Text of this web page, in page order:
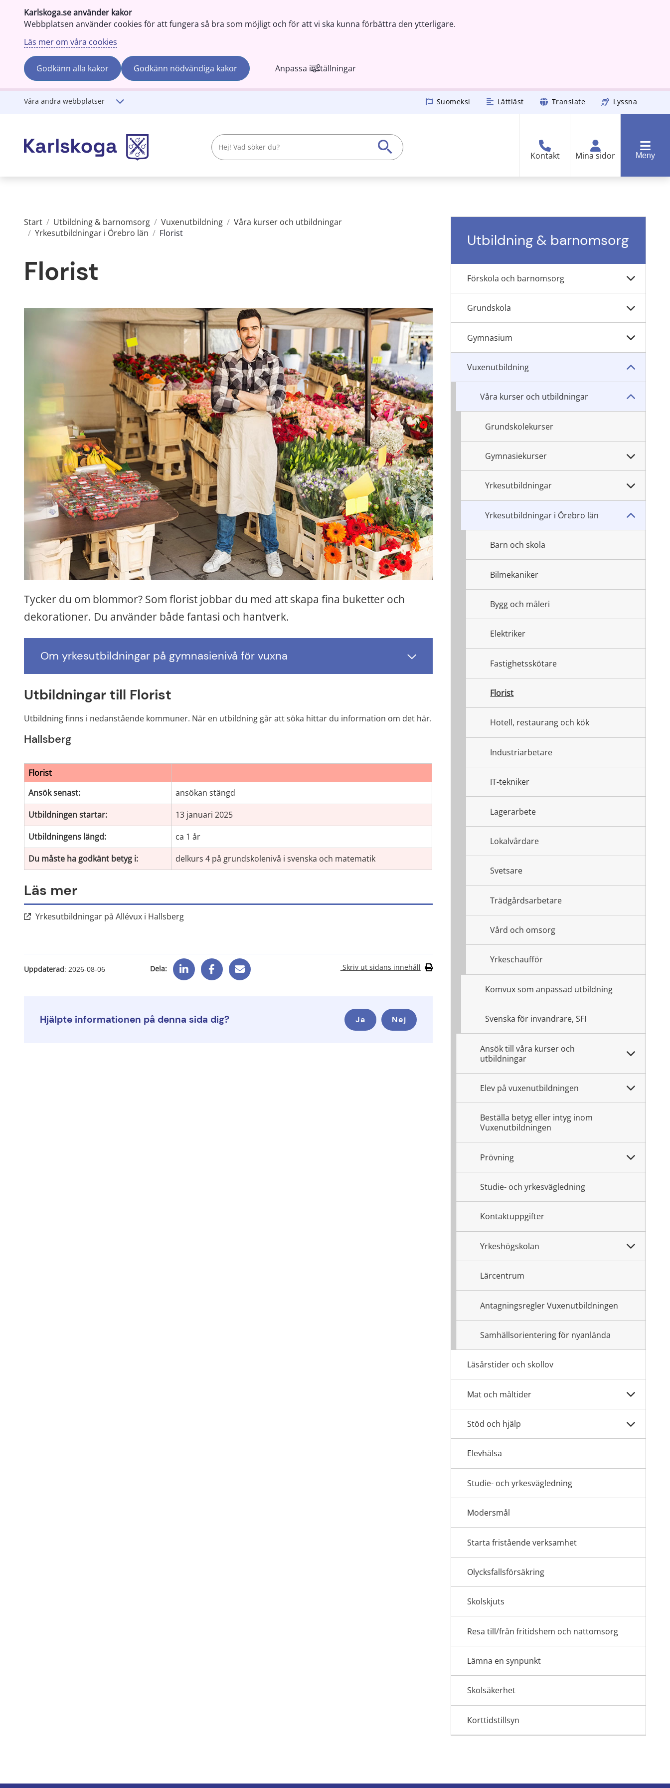
Karlskoga.se använder kakor
Webbplatsen använder cookies för att fungera så bra som möjligt och för att vi ska kunna förbättra den ytterligare.
Läs mer om våra cookies
Godkänn alla kakor Godkänn nödvändiga kakor Anpassa inställningar
Gå till innehåll
Våra andra webbplatser Suomeksi Lättläst Translate Lyssna
Kontakt Mina sidor Meny
Start / Utbildning & barnomsorg / Vuxenutbildning / Våra kurser och utbildningar
/ Yrkesutbildningar i Örebro län / Florist
Florist
Tycker du om blommor? Som florist jobbar du med att skapa fina buketter och
dekorationer. Du använder både fantasi och hantverk.
Om yrkesutbildningar på gymnasienivå för vuxna
Utbildningar till Florist
Utbildning finns i nedanstående kommuner. När en utbildning går att söka hittar du information om det här.
Hallsberg
Florist
Ansök senast:
ansökan stängd
Utbildningen startar:
13 januari 2025
Utbildningens längd:
ca 1 år
Du måste ha godkänt betyg i:
delkurs 4 på grundskolenivå i svenska och matematik
Läs mer
Yrkesutbildningar på Allévux i HallsbergLänk till annan webbplats, öppnas i nytt fönster.
Uppdaterad: 2026-08-06 Dela: Skriv ut sidans innehåll
Hjälpte informationen på denna sida dig? Nej
Ja
Utbildning & barnomsorg
Förskola och barnomsorg
Grundskola
Gymnasium
Vuxenutbildning
Våra kurser och utbildningar
Grundskolekurser
Gymnasiekurser
Yrkesutbildningar
Yrkesutbildningar i Örebro län
Barn och skola
Bilmekaniker
Bygg och måleri
Elektriker
Fastighetsskötare
Florist
Hotell, restaurang och kök
Industriarbetare
IT-tekniker
Lagerarbete
Lokalvårdare
Svetsare
Trädgårdsarbetare
Vård och omsorg
Yrkeschaufför
Komvux som anpassad utbildning
Svenska för invandrare, SFI
Ansök till våra kurser och
utbildningar
Elev på vuxenutbildningen
Beställa betyg eller intyg inom
Vuxenutbildningen
Prövning
Studie- och yrkesvägledning
Kontaktuppgifter
Yrkeshögskolan
Lärcentrum
Antagningsregler Vuxenutbildningen
Samhällsorientering för nyanlända
Läsårstider och skollov
Mat och måltider
Stöd och hjälp
Elevhälsa
Studie- och yrkesvägledning
Modersmål
Starta fristående verksamhet
Olycksfallsförsäkring
Skolskjuts
Resa till/från fritidshem och nattomsorg
Lämna en synpunkt
Skolsäkerhet
Korttidstillsyn